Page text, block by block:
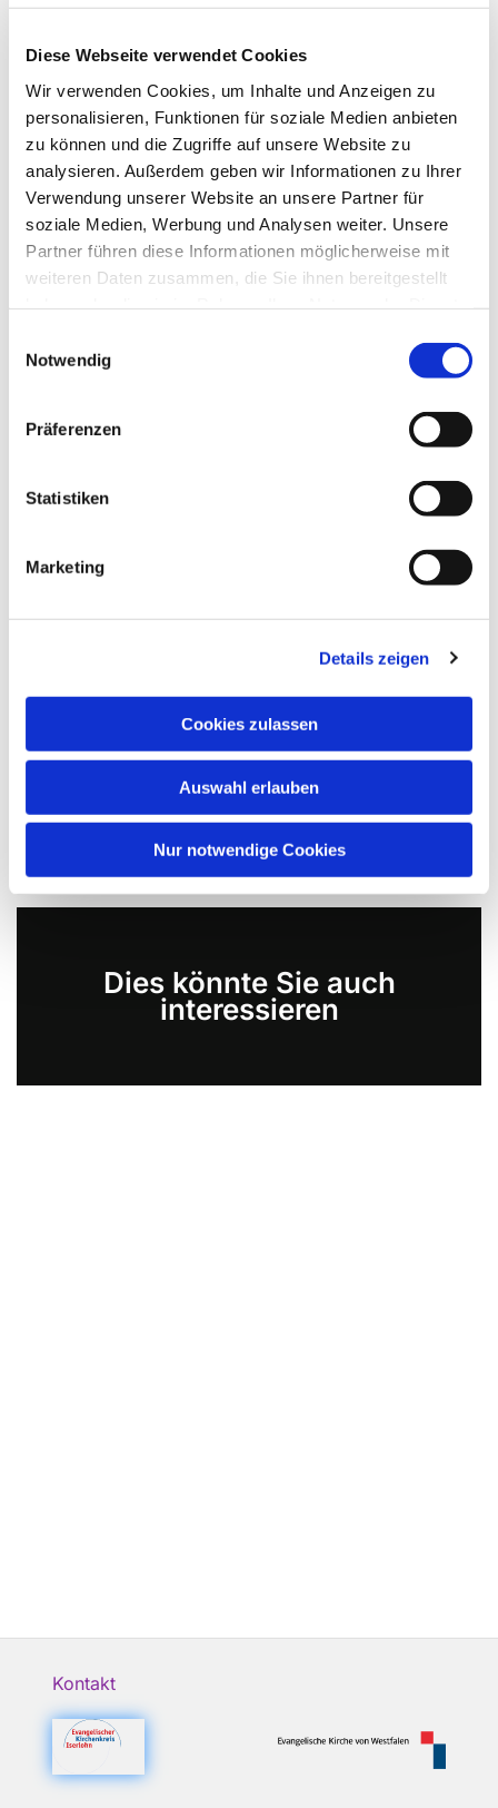
Diese Webseite verwendet Cookies
Wir verwenden Cookies, um Inhalte und Anzeigen zu
personalisieren, Funktionen für soziale Medien anbieten
zu können und die Zugriffe auf unsere Website zu
analysieren. Außerdem geben wir Informationen zu Ihrer
Verwendung unserer Website an unsere Partner für
soziale Medien, Werbung und Analysen weiter. Unsere
Partner führen diese Informationen möglicherweise mit
weiteren Daten zusammen, die Sie ihnen bereitgestellt
Notwendig
Präferenzen
Statistiken
Marketing
Details zeigen
Cookies zulassen
Auswahl erlauben
Nur notwendige Cookies
Ein A1-Deutschsprachkurs ist der ideale Einstieg
erwerben,Teilnehmer lernen, sich vorzustellen,
einfache Fragen zu stellen, im Alltag zu
kommunizieren und vertraute Ausdrücke zu
verwenden.
Inhalte und Ziele des A1-Kurses:
Grundlagen: Alphabet, Zahlen, einfache
Satzstrukturen, Konjugation von Verben, Ja-
Nein-Fragen.
Alltagskommunikation:Sich vorstellen,
Uhrzeiten, Hobbys, nach dem Weg fragen.
einfacher Texte, kurzes Sprechen in
Dies könnte Sie auch
interessieren
Kontakt